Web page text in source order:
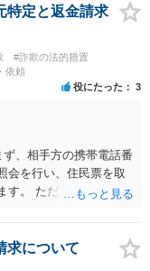
ん。こちらを重視すれ
」という結果の実現に
引き渡すべきといえる
事者の合理的意思に
なると思います。 例
くことも無理からぬ
ーナ席であれば隣り
チケットが入手困難で
ってくるかもしれませ
する特定興行入場券に
うに、本件の紛争は、
のかを追求した解決が
なので、弁護士によっ
特定と返金請求
#詐欺の法的措置
依頼
役にたった 3
、相手方の携帯電話番
会を行い、住民票を取
す。 ただ、他人名義の
照会できる可能性はあ
難しくなります。 身元
確認していきます。 基
求について